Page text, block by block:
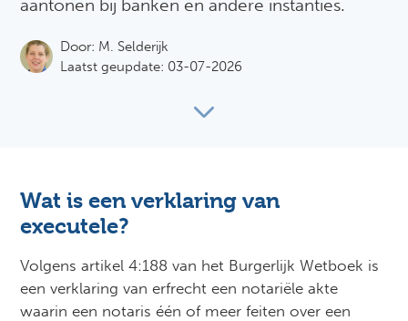
aantonen bij banken en andere instanties.
Door: M. Selderijk
Laatst geupdate: 03-07-2026
Wat is een verklaring van
executele?
Volgens artikel 4:188 van het Burgerlijk Wetboek is
een verklaring van erfrecht een notariële akte
waarin een notaris één of meer feiten over een